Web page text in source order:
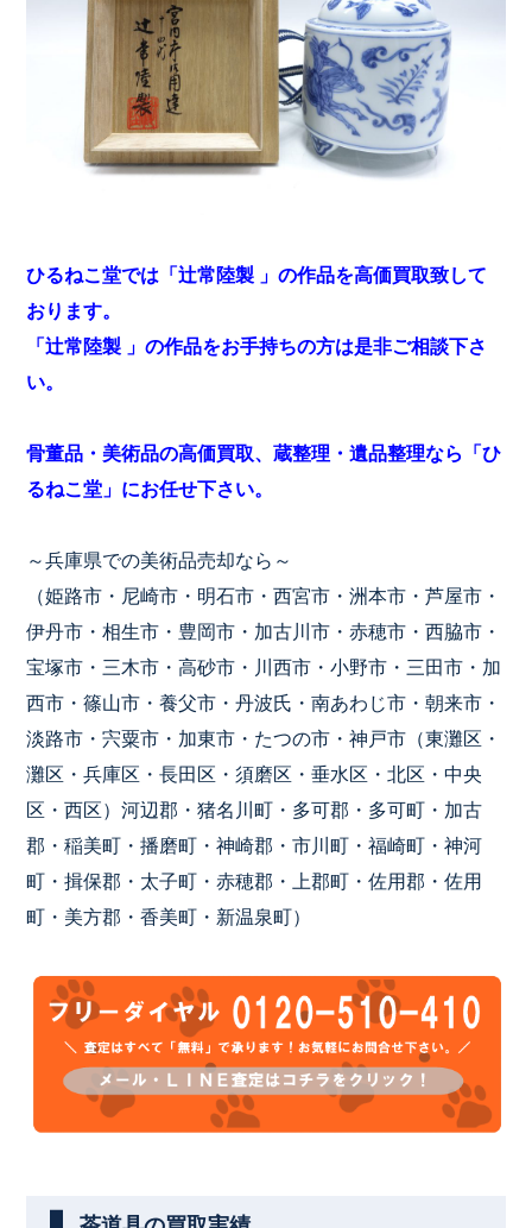
ひるねこ堂では「辻常陸製 」の作品を高価買取致して
おります。
「辻常陸製 」の作品をお手持ちの方は是非ご相談下さ
い。
骨董品・美術品の高価買取、蔵整理・遺品整理なら「ひ
るねこ堂」にお任せ下さい。
～兵庫県での美術品売却なら～
（姫路市・尼崎市・明石市・西宮市・洲本市・芦屋市・
伊丹市・相生市・豊岡市・加古川市・赤穂市・西脇市・
宝塚市・三木市・高砂市・川西市・小野市・三田市・加
西市・篠山市・養父市・丹波氏・南あわじ市・朝来市・
淡路市・宍粟市・加東市・たつの市・神戸市（東灘区・
灘区・兵庫区・長田区・須磨区・垂水区・北区・中央
区・西区）河辺郡・猪名川町・多可郡・多可町・加古
郡・稲美町・播磨町・神崎郡・市川町・福崎町・神河
町・揖保郡・太子町・赤穂郡・上郡町・佐用郡・佐用
町・美方郡・香美町・新温泉町）